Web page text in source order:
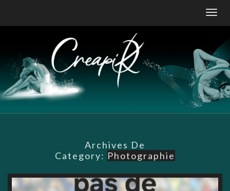
Archives De
Category: Photographie